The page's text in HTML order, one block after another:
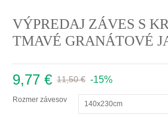
VÝPREDAJ ZÁVES S
TMAVÉ GRANÁTOVÉ
9,77 € 11,50 € -15%
Rozmer závesov 140x230cm